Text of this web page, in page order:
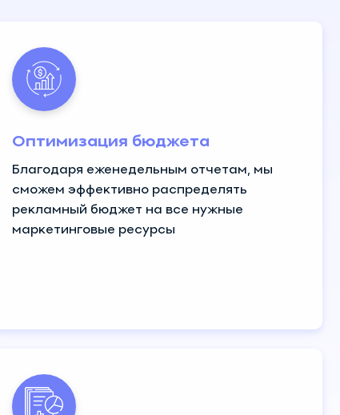
Оптимизация бюджета
Благодаря еженедельным отчетам, мы
сможем эффективно распределять
рекламный бюджет на все нужные
маркетинговые ресурсы